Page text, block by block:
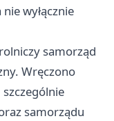
wyłącznie
samorząd
Wręczono
samorządu